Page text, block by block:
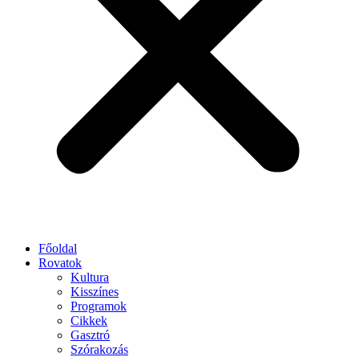
Főoldal
Rovatok
Kultura
Kisszínes
Programok
Cikkek
Gasztró
Szórakozás